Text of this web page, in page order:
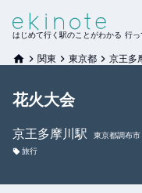
はじめて行く駅のことがわかる 行
関東 東京都 京王多
花火大会
京王多摩川駅
東京都調布市
旅行